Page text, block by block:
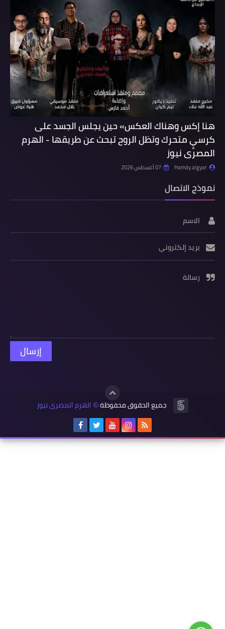
هنا إكس وهناك العكس» حين يجلس الجسد على
كرسيٍ متحرك وتظل الروح تبحث عن طريقها - الهرم
المصرى نيوز
Hamdy algyar 07 أغسطس 2026
نموذج الاتصال
الاسم
بريد إلكتروني
رسالة
جميع الحقوق محفوظة© الهرم المصرى نيوز